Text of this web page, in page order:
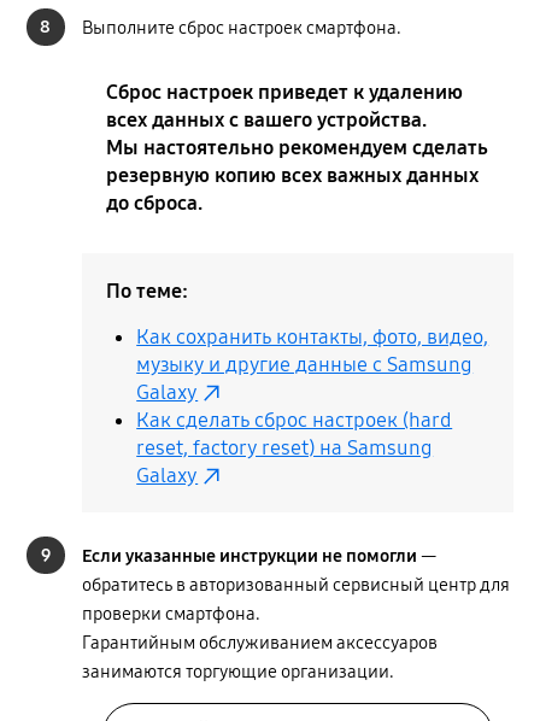
8 Выполните сброс настроек смартфона.
Сброс настроек приведет к удалению
всех данных с вашего устройства.
Мы настоятельно рекомендуем сделать
резервную копию всех важных данных
до сброса.
По теме:
Как сохранить контакты, фото, видео,
музыку и другие данные с Samsung
Galaxy
Как сделать сброс настроек (hard
reset, factory reset) на Samsung
Galaxy
9 Если указанные инструкции не помогли —
обратитесь в авторизованный сервисный центр для
проверки смартфона.
Гарантийным обслуживанием аксессуаров
занимаются торгующие организации.